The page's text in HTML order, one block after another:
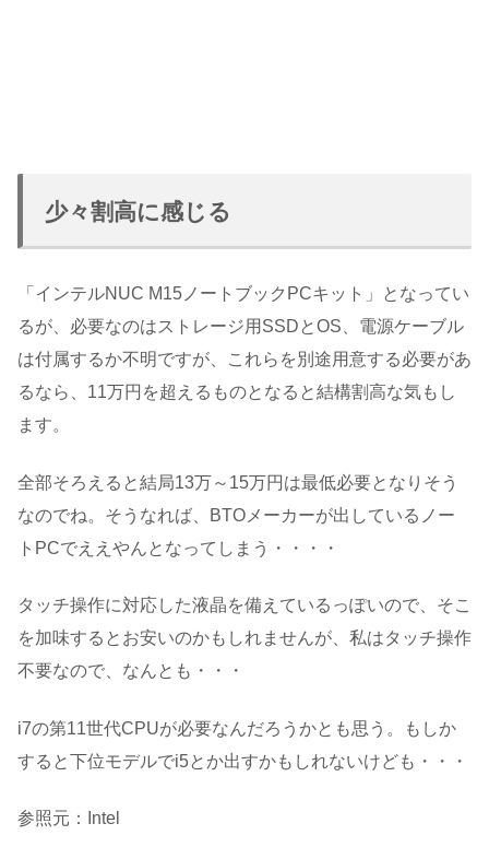
少々割高に感じる
「インテルNUC M15ノートブックPCキット」となってい
るが、必要なのはストレージ用SSDとOS、電源ケーブル
は付属するか不明ですが、これらを別途用意する必要があ
るなら、11万円を超えるものとなると結構割高な気もし
ます。
全部そろえると結局13万～15万円は最低必要となりそう
なのでね。そうなれば、BTOメーカーが出しているノー
トPCでええやんとなってしまう・・・・
タッチ操作に対応した液晶を備えているっぽいので、そこ
を加味するとお安いのかもしれませんが、私はタッチ操作
不要なので、なんとも・・・
i7の第11世代CPUが必要なんだろうかとも思う。もしか
すると下位モデルでi5とか出すかもしれないけども・・・
参照元：Intel